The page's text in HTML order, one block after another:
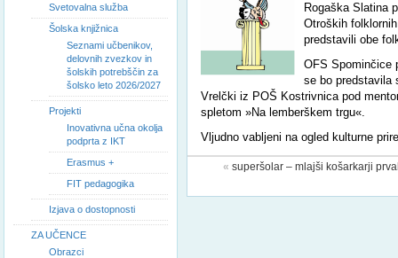
Svetovalna služba
Šolska knjižnica
Seznami učbenikov,
delovnih zvezkov in
šolskih potrebščin za
šolsko leto 2026/2027
Projekti
Inovativna učna okolja
podprta z IKT
Erasmus +
FIT pedagogika
Izjava o dostopnosti
ZA UČENCE
Obrazci
Rogaška Slatina
Otroških
predstavili obe
OFS Spominčice
se bo predstavila
Vrelčki iz POŠ Kostrivnica pod
spletom »Na lemberškem trgu«.
Vljudno vabljeni na ogled kulturne
« superšolar – mlajši košarkarji